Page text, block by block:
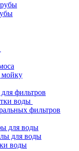
мойку
фильтров
воды
фильтров
для воды
для воды
воды